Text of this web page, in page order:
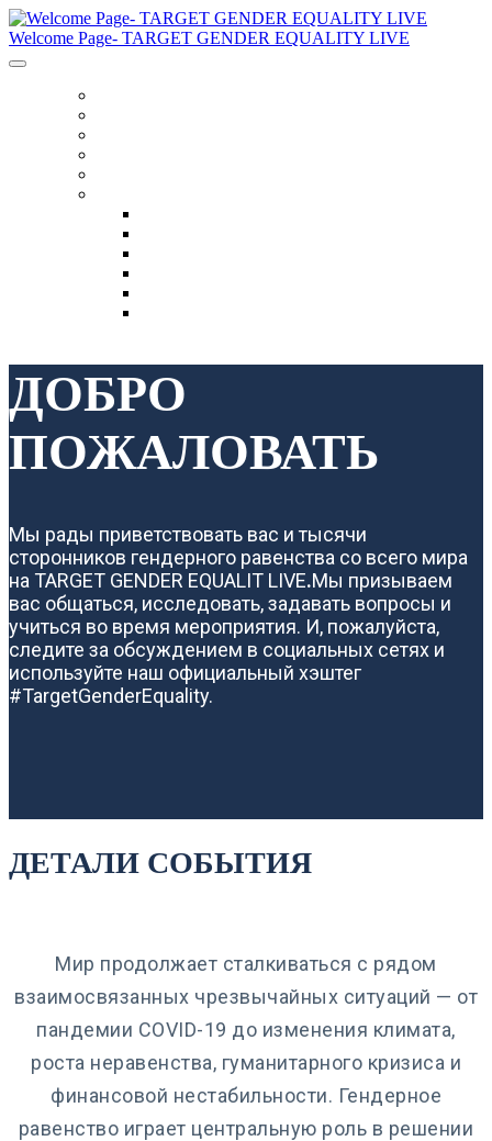
Welcome Page- TARGET GENDER EQUALITY LIVE
ДОБРО
ПОЖАЛОВАТЬ
Мы рады приветствовать вас и тысячи
сторонников гендерного равенства со всего мира
на TARGET GENDER EQUALIT LIVE.Мы призываем
вас общаться, исследовать, задавать вопросы и
учиться во время мероприятия. И, пожалуйста,
следите за обсуждением в социальных сетях и
используйте наш официальный хэштег
#TargetGenderEquality.
ДЕТАЛИ СОБЫТИЯ
Мир продолжает сталкиваться с рядом
взаимосвязанных чрезвычайных ситуаций — от
пандемии COVID-19 до изменения климата,
роста неравенства, гуманитарного кризиса и
финансовой нестабильности. Гендерное
равенство играет центральную роль в решении